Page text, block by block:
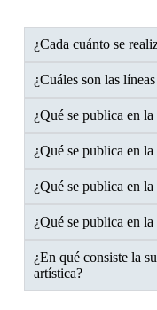
¿Cada cuánto se
¿Cuáles son las
¿Qué se publica en
¿Qué se publica en
¿Qué se publica en
¿Qué se publica en
¿En qué consiste la
artística?